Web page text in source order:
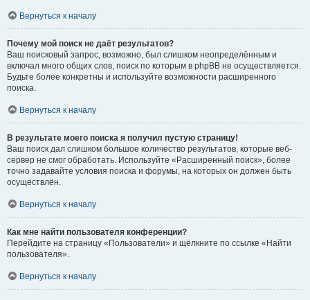
Вернуться к началу
Почему мой поиск не даёт результатов?
Ваш поисковый запрос, возможно, был слишком неопределённым и
включал много общих слов, поиск по которым в phpBB не осуществляется.
Будьте более конкретны и используйте возможности расширенного
поиска.
Вернуться к началу
В результате моего поиска я получил пустую страницу!
Ваш поиск дал слишком большое количество результатов, которые веб-
сервер не смог обработать. Используйте «Расширенный поиск», более
точно задавайте условия поиска и форумы, на которых он должен быть
осуществлён.
Вернуться к началу
Как мне найти пользователя конференции?
Перейдите на страницу «Пользователи» и щёлкните по ссылке «Найти
пользователя».
Вернуться к началу